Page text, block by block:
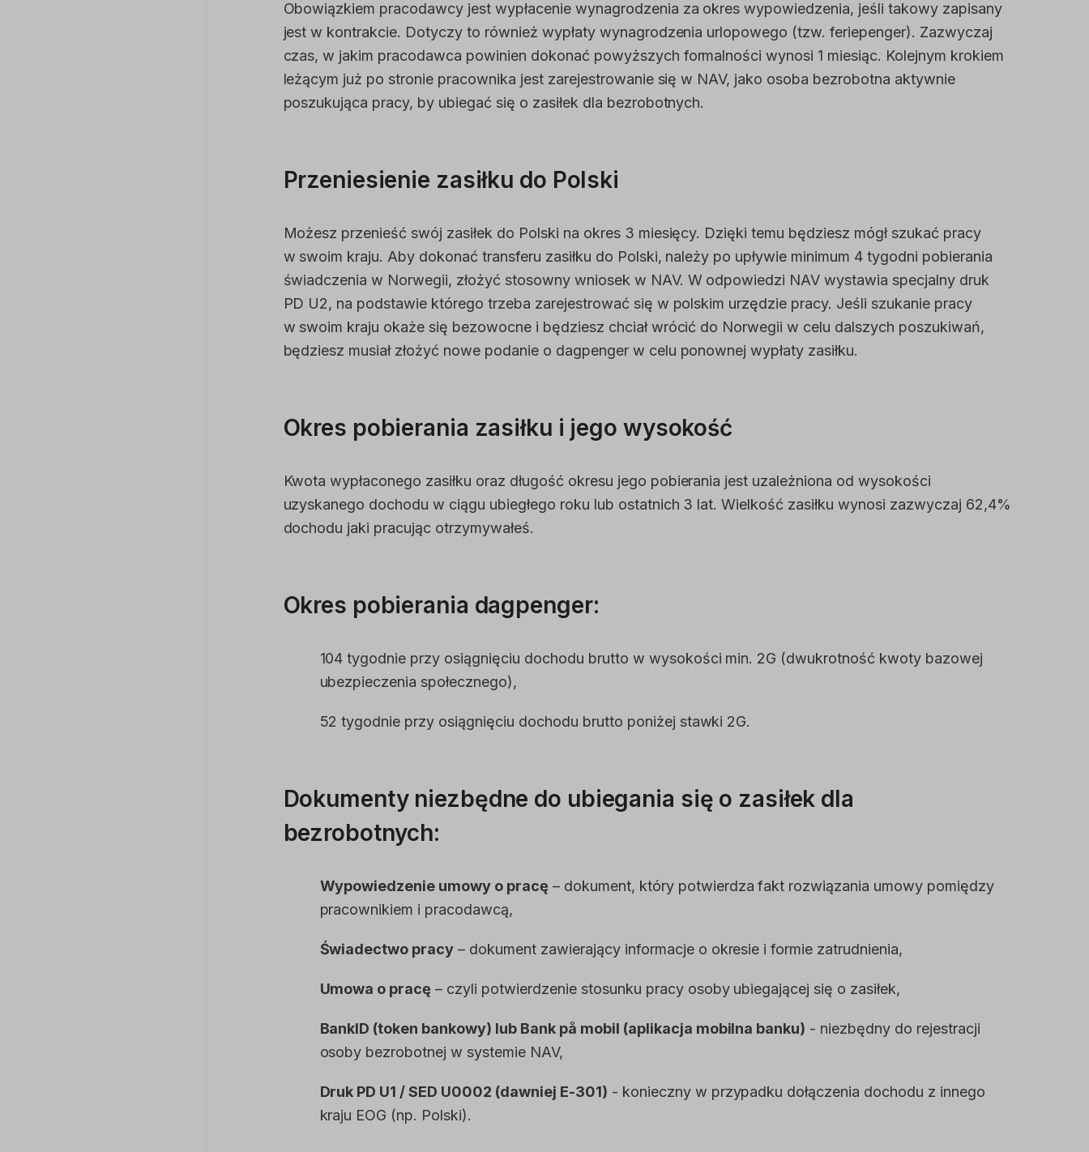
Obowiązkiem pracodawcy jest wypłacenie wynagrodzenia za okres wypowiedzenia, jeśli takowy zapisany
jest w kontrakcie. Dotyczy to również wypłaty wynagrodzenia urlopowego (tzw. feriepenger). Zazwyczaj
czas, w jakim pracodawca powinien dokonać powyższych formalności wynosi 1 miesiąc. Kolejnym krokiem
leżącym już po stronie pracownika jest zarejestrowanie się w NAV, jako osoba bezrobotna aktywnie
poszukująca pracy, by ubiegać się o zasiłek dla bezrobotnych.
Przeniesienie zasiłku do Polski
Możesz przenieść swój zasiłek do Polski na okres 3 miesięcy. Dzięki temu będziesz mógł szukać pracy
w swoim kraju. Aby dokonać transferu zasiłku do Polski, należy po upływie minimum 4 tygodni pobierania
świadczenia w Norwegii, złożyć stosowny wniosek w NAV. W odpowiedzi NAV wystawia specjalny druk
PD U2, na podstawie którego trzeba zarejestrować się w polskim urzędzie pracy. Jeśli szukanie pracy
w swoim kraju okaże się bezowocne i będziesz chciał wrócić do Norwegii w celu dalszych poszukiwań,
będziesz musiał złożyć nowe podanie o dagpenger w celu ponownej wypłaty zasiłku.
Okres pobierania zasiłku i jego wysokość
Kwota wypłaconego zasiłku oraz długość okresu jego pobierania jest uzależniona od wysokości
uzyskanego dochodu w ciągu ubiegłego roku lub ostatnich 3 lat. Wielkość zasiłku wynosi zazwyczaj 62,4%
dochodu jaki pracując otrzymywałeś.
Okres pobierania dagpenger:
104 tygodnie przy osiągnięciu dochodu brutto w wysokości min. 2G (dwukrotność kwoty bazowej
ubezpieczenia społecznego),
52 tygodnie przy osiągnięciu dochodu brutto poniżej stawki 2G.
Dokumenty niezbędne do ubiegania się o zasiłek dla
bezrobotnych:
Wypowiedzenie umowy o pracę – dokument, który potwierdza fakt rozwiązania umowy pomiędzy
pracownikiem i pracodawcą,
Świadectwo pracy – dokument zawierający informacje o okresie i formie zatrudnienia,
Umowa o pracę – czyli potwierdzenie stosunku pracy osoby ubiegającej się o zasiłek,
BankID (token bankowy) lub Bank på mobil (aplikacja mobilna banku) - niezbędny do rejestracji
osoby bezrobotnej w systemie NAV,
Druk PD U1 / SED U0002 (dawniej E-301) - konieczny w przypadku dołączenia dochodu z innego
kraju EOG (np. Polski).